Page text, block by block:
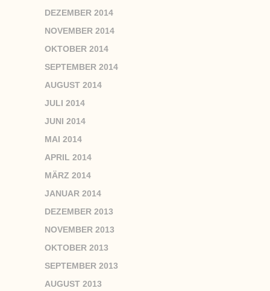
DEZEMBER 2014
NOVEMBER 2014
OKTOBER 2014
SEPTEMBER 2014
AUGUST 2014
JULI 2014
JUNI 2014
MAI 2014
APRIL 2014
MÄRZ 2014
JANUAR 2014
DEZEMBER 2013
NOVEMBER 2013
OKTOBER 2013
SEPTEMBER 2013
AUGUST 2013